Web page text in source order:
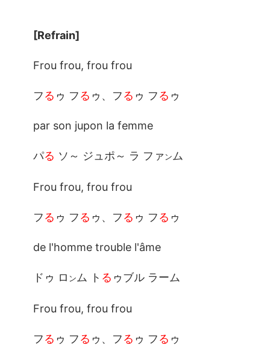
[Refrain]
Frou frou, frou frou
フる ゥ フる ゥ、フる ゥ フる ゥ
par son jupon la femme
パる ソ～ ジュポ～ ラ ファ ンム
Frou frou, frou frou
フる ゥ フる ゥ、フる ゥ フる ゥ
de l'homme trouble l'âme
ドゥ ロ ンム ト る ゥブル ラーム
Frou frou, frou frou
フる ゥ フる ゥ、フる ゥ フる ゥ